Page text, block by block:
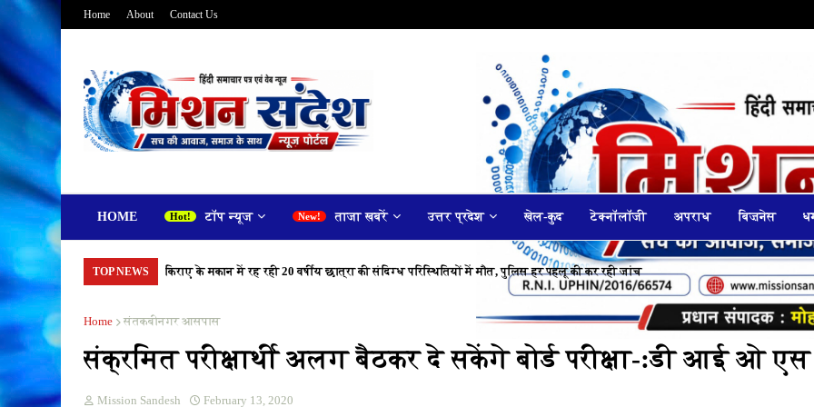
Home About Contact Us
HOME टॉप न्यूज ताजा खबरें उत्तर प्रदेश खेल-कुद टेक्नॉलॉजी अपराध बिज़नेस
TOP NEWS किराए के मकान में रह रही 20 वर्षीय छात्रा की संदिग्ध परिस्थितियों में मौत, पुलिस हर पहलू की कर रही जांच
Home संतकबीनगर आसपास
संक्रमित परीक्षार्थी अलग बैठकर दे सकेंगे बोर्ड परीक्षा-:डी आई ओ एस
Mission Sandesh February 13, 2020